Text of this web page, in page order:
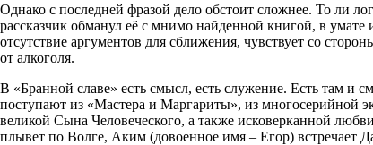
Однако с последней фразой дело обстоит сложнее. То ли
рассказчик обманул её с мнимо найденной книгой, в
отсутствие аргументов для сближения, чувствует со
от алкоголя.
В «Бранной славе» есть смысл, есть служение. Есть там и
поступают из «Мастера и Маргариты», из
великой Сына Человеческого, а также исковерканной
плывет по Волге, Аким (довоенное имя – Егор) встречает